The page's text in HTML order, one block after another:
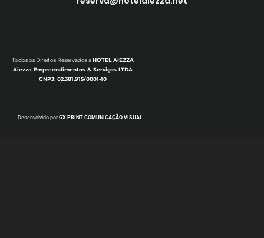
Desenvolvido por GX PRINT COMUNICAÇÃO VISUAL
Todos os Direitos Reservados aHOTEL AIEZZA
Aiezza Empreendimentos & Serviços LTDA
CNPJ: 02.381.915/0001-10